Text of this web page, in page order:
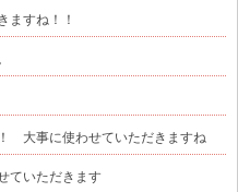
ますね！！
大事に使わせていただきますね
ていただきます